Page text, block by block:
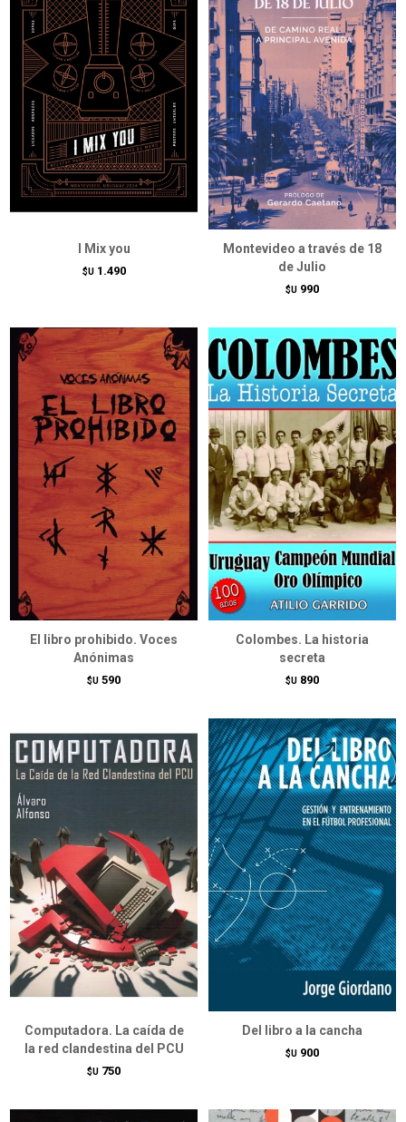
I Mix you
$U 1.490
Montevideo a través de 18
de Julio
$U 990
El libro prohibido. Voces
Anónimas
$U 590
Colombes. La historia
secreta
$U 890
Computadora. La caída de
la red clandestina del PCU
$U 750
Del libro a la cancha
$U 900